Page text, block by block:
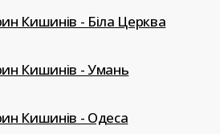
Кишинів - Біла Церква
Кишинів - Умань
Кишинів - Одеса